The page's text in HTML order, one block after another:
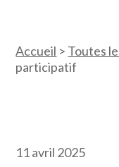
Accueil > Toutes
participatif
11 avril 2025